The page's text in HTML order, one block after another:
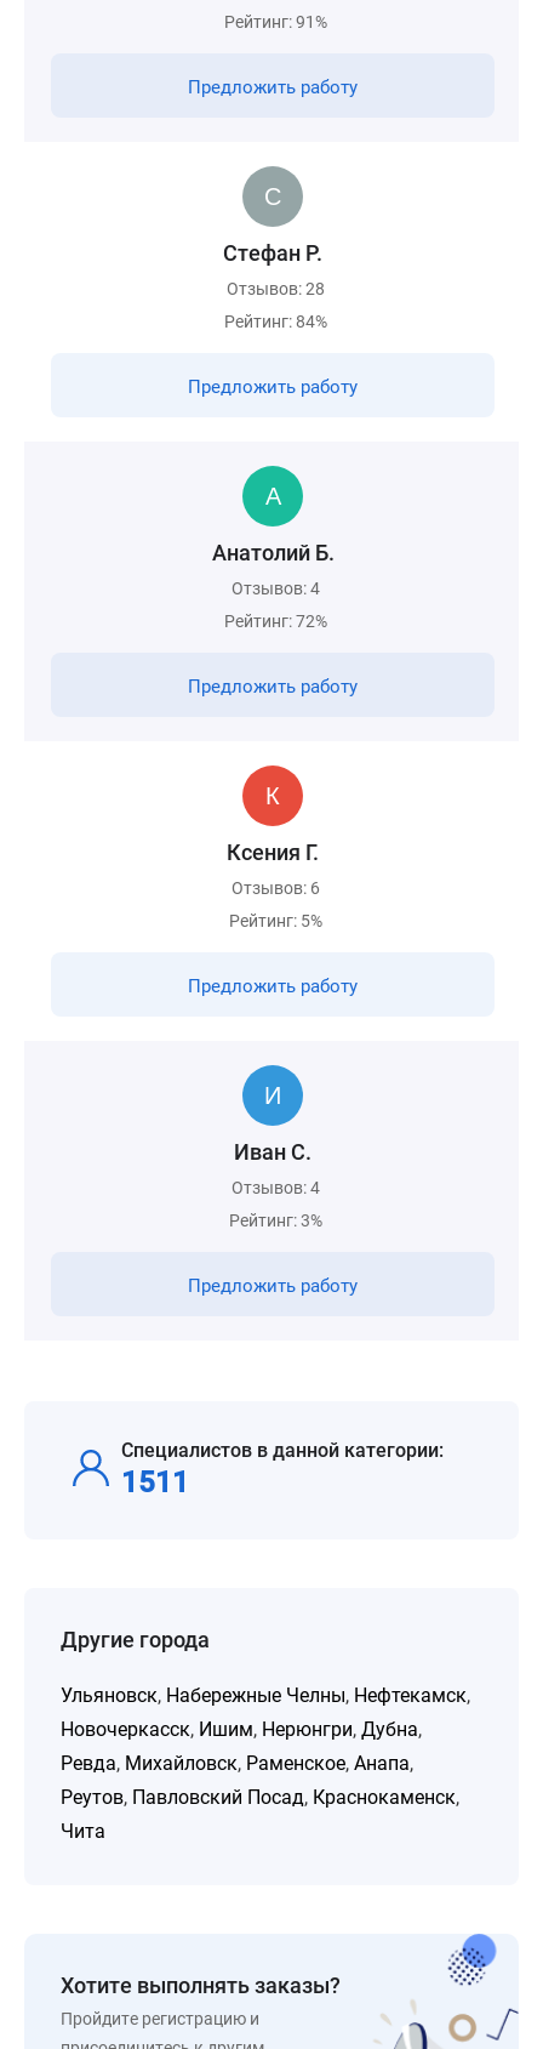
Рейтинг: 91%
Предложить работу
Стефан Р.
Отзывов: 28
Рейтинг: 84%
Предложить работу
Анатолий Б.
Отзывов: 4
Рейтинг: 72%
Предложить работу
Ксения Г.
Отзывов: 6
Рейтинг: 5%
Предложить работу
Иван С.
Отзывов: 4
Рейтинг: 3%
Предложить работу
Специалистов в данной категории:
1511
Другие города
Ульяновск, Набережные Челны, Нефтекамск,
Новочеркасск, Ишим, Нерюнгри, Дубна,
Ревда, Михайловск, Раменское, Анапа,
Реутов, Павловский Посад, Краснокаменск,
Чита
Хотите выполнять заказы?
Пройдите регистрацию и